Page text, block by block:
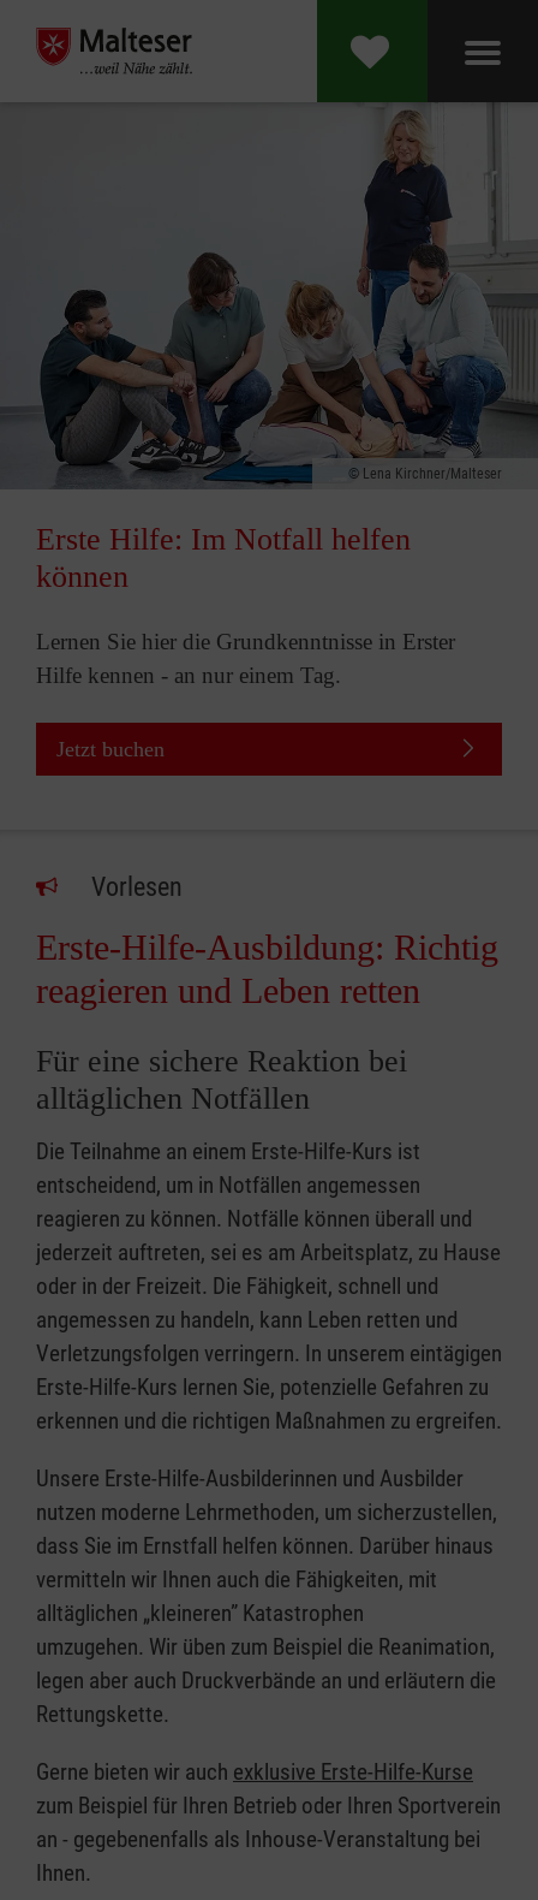
Lena Kirchner/Malteser
Erste Hilfe: Im Notfall helfen
können
Lernen Sie hier die Grundkenntnisse in Erster
Hilfe kennen - an nur einem Tag.
Jetzt buchen
Vorlesen
Erste-Hilfe-Ausbildung: Richtig
reagieren und Leben retten
Für eine sichere Reaktion bei
alltäglichen Notfällen
Die Teilnahme an einem Erste-Hilfe-Kurs ist
entscheidend, um in Notfällen angemessen
reagieren zu können. Notfälle können überall und
jederzeit auftreten, sei es am Arbeitsplatz, zu Hause
oder in der Freizeit. Die Fähigkeit, schnell und
angemessen zu handeln, kann Leben retten und
Verletzungsfolgen verringern. In unserem eintägigen
Erste-Hilfe-Kurs lernen Sie, potenzielle Gefahren zu
erkennen und die richtigen Maßnahmen zu ergreifen.
Unsere Erste-Hilfe-Ausbilderinnen und Ausbilder
nutzen moderne Lehrmethoden, um sicherzustellen,
dass Sie im Ernstfall helfen können. Darüber hinaus
vermitteln wir Ihnen auch die Fähigkeiten, mit
alltäglichen „kleineren” Katastrophen
umzugehen. Wir üben zum Beispiel die Reanimation,
legen aber auch Druckverbände an und erläutern die
Rettungskette.
Gerne bieten wir auch exklusive Erste-Hilfe-Kurse
zum Beispiel für Ihren Betrieb oder Ihren Sportverein
an - gegebenenfalls als Inhouse-Veranstaltung bei
Ihnen.